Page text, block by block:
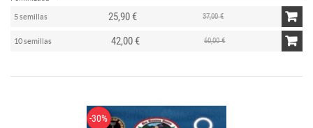
5 semillas 25,90 € 37,00 €
10 semillas 42,00 € 60,00 €
-30%